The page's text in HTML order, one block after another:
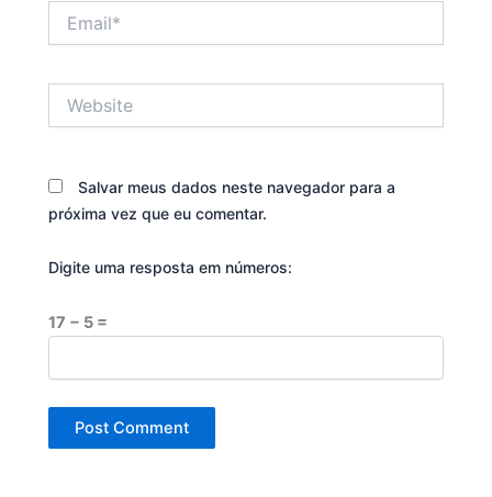
Salvar meus dados neste navegador para a
próxima vez que eu comentar.
Digite uma resposta em números:
17 − 5 =